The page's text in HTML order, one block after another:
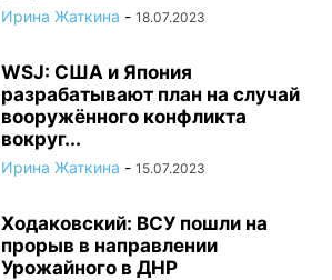
Ирина Жаткина - 18.07.2023
WSJ: США и Япония
разрабатывают план на случай
вооружённого конфликта
вокруг...
Ирина Жаткина - 15.07.2023
Ходаковский: ВСУ пошли на
прорыв в направлении
Урожайного в ДНР